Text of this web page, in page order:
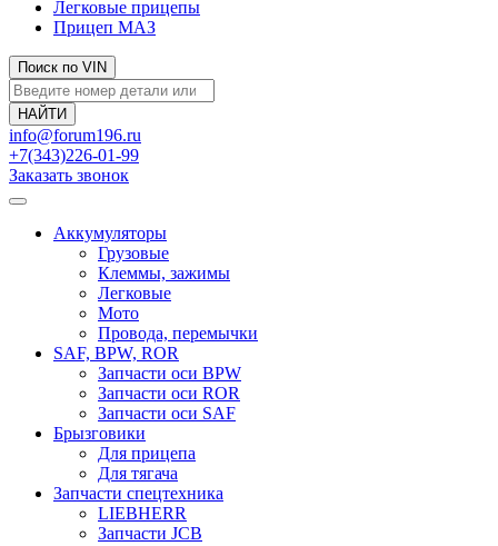
Легковые прицепы
Прицеп МАЗ
Поиск по VIN
info@forum196.ru
+7(343)226-01-99
Заказать звонок
Аккумуляторы
Грузовые
Клеммы, зажимы
Легковые
Мото
Провода, перемычки
SAF, BPW, ROR
Запчасти оси BPW
Запчасти оси ROR
Запчасти оси SAF
Брызговики
Для прицепа
Для тягача
Запчасти спецтехника
LIEBHERR
Запчасти JCB